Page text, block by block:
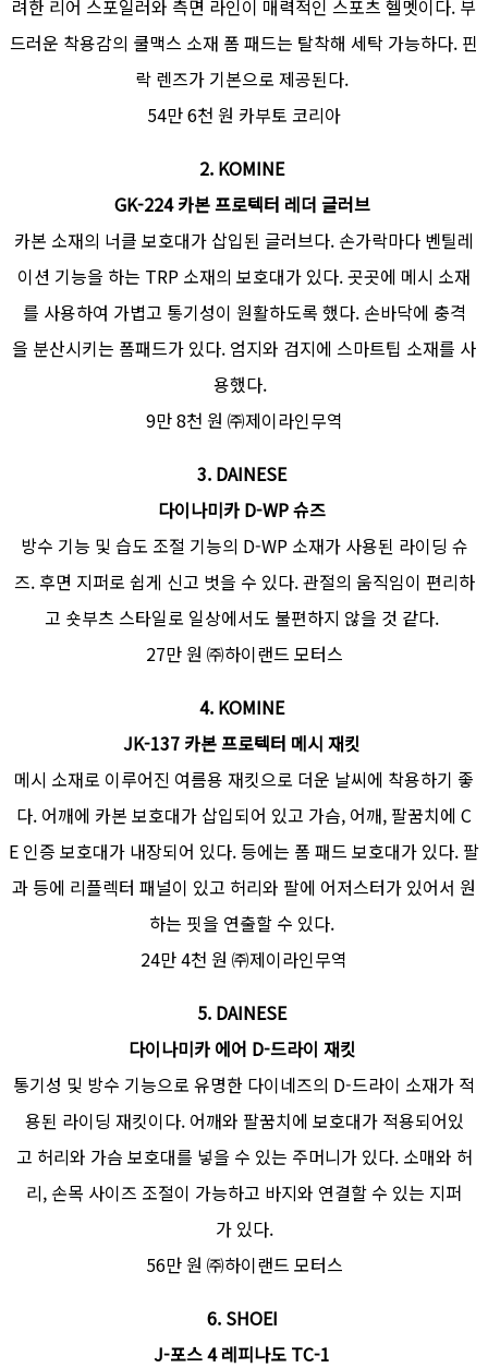
려한 리어 스포일러와 측면 라인이 매력적인 스포츠 헬멧이다. 부
드러운 착용감의 쿨맥스 소재 폼 패드는 탈착해 세탁 가능하다. 핀
락 렌즈가 기본으로 제공된다.
54만 6천 원 카부토 코리아
2. KOMINE
GK-224 카본 프로텍터 레더 글러브
카본 소재의 너클 보호대가 삽입된 글러브다. 손가락마다 벤틸레
이션 기능을 하는 TRP 소재의 보호대가 있다. 곳곳에 메시 소재
를 사용하여 가볍고 통기성이 원활하도록 했다. 손바닥에 충격
을 분산시키는 폼패드가 있다. 엄지와 검지에 스마트팁 소재를 사
용했다.
9만 8천 원 ㈜제이라인무역
3. DAINESE
다이나미카 D-WP 슈즈
방수 기능 및 습도 조절 기능의 D-WP 소재가 사용된 라이딩 슈
즈. 후면 지퍼로 쉽게 신고 벗을 수 있다. 관절의 움직임이 편리하
고 숏부츠 스타일로 일상에서도 불편하지 않을 것 같다.
27만 원 ㈜하이랜드 모터스
4. KOMINE
JK-137 카본 프로텍터 메시 재킷
메시 소재로 이루어진 여름용 재킷으로 더운 날씨에 착용하기 좋
다. 어깨에 카본 보호대가 삽입되어 있고 가슴, 어깨, 팔꿈치에 C
E 인증 보호대가 내장되어 있다. 등에는 폼 패드 보호대가 있다. 팔
과 등에 리플렉터 패널이 있고 허리와 팔에 어저스터가 있어서 원
하는 핏을 연출할 수 있다.
24만 4천 원 ㈜제이라인무역
5. DAINESE
다이나미카 에어 D-드라이 재킷
통기성 및 방수 기능으로 유명한 다이네즈의 D-드라이 소재가 적
용된 라이딩 재킷이다. 어깨와 팔꿈치에 보호대가 적용되어있
고 허리와 가슴 보호대를 넣을 수 있는 주머니가 있다. 소매와 허
리, 손목 사이즈 조절이 가능하고 바지와 연결할 수 있는 지퍼
가 있다.
56만 원 ㈜하이랜드 모터스
6. SHOEI
J-포스 4 레피나도 TC-1